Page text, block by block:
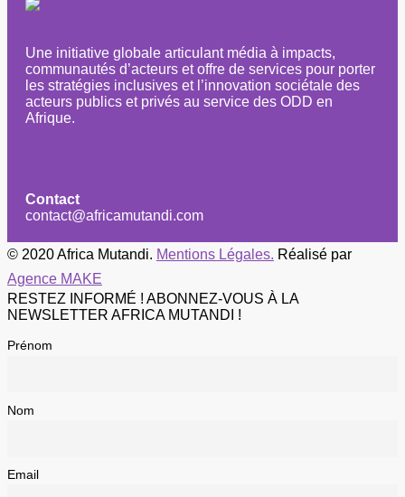
Une initiative globale articulant média à impacts,
communautés d’acteurs et offre de services pour porter
les stratégies inclusives et l’innovation sociétale des
acteurs publics et privés au service des ODD en
Afrique.
Contact
contact@africamutandi.com
© 2020 Africa Mutandi. Mentions Légales. Réalisé par
Agence MAKE
RESTEZ INFORMÉ ! ABONNEZ-VOUS À LA
NEWSLETTER AFRICA MUTANDI !
Prénom
Nom
Email